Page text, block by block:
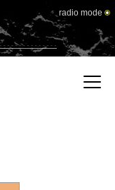
radio mode